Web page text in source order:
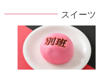
スイー